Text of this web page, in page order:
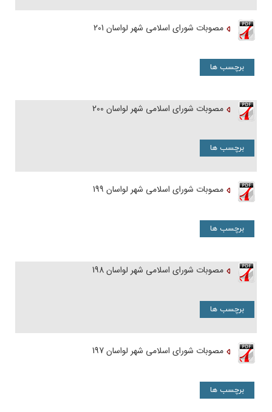
مصوبات شورای اسلامی شهر لواسان 201
برچسب ها
مصوبات شورای اسلامی شهر لواسان 200
برچسب ها
مصوبات شورای اسلامی شهر لواسان 199
برچسب ها
مصوبات شورای اسلامی شهر لواسان 198
برچسب ها
مصوبات شورای اسلامی شهر لواسان 197
برچسب ها